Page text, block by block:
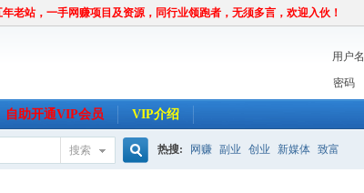
老站，一手网赚项目及资源，同行业领跑者，无须多言，欢迎入伙！
用户名
密码
自助开通VIP会员 VIP介绍
搜索 热搜: 网赚 副业 创业 新媒体 致富